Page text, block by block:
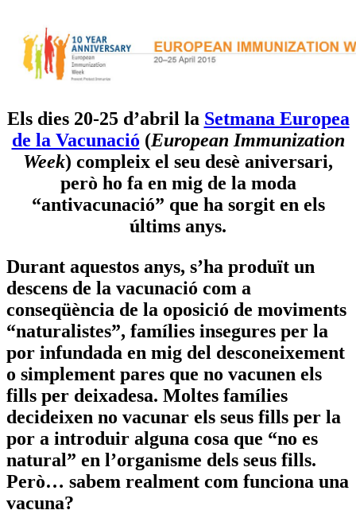
Els dies 20-25 d’abril la Setmana Europea
de la Vacunació (European Immunization
Week) compleix el seu desè aniversari,
però ho fa en mig de la moda
“antivacunació” que ha sorgit en els
últims anys.
Durant aquestos anys, s’ha produït un
descens de la vacunació com a
conseqüència de la oposició de moviments
“naturalistes”, famílies insegures per la
por infundada en mig del desconeixement
o simplement pares que no vacunen els
fills per deixadesa. Moltes famílies
decideixen no vacunar els seus fills per la
por a introduir alguna cosa que “no es
natural” en l’organisme dels seus fills.
Però… sabem realment com funciona una
vacuna?